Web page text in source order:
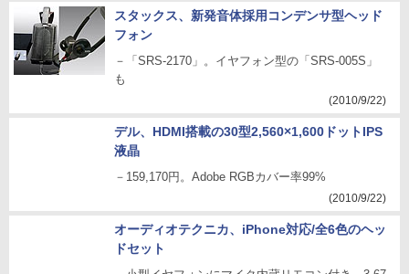
スタックス、新発音体採用コンデンサ型ヘッド
フォン
－「SRS-2170」。イヤフォン型の「SRS-005S」
も
(2010/9/22)
デル、HDMI搭載の30型2,560×1,600ドットIPS
液晶
－159,170円。Adobe RGBカバー率99%
(2010/9/22)
オーディオテクニカ、iPhone対応/全6色のヘッ
ドセット